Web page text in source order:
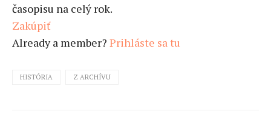
časopisu na celý rok.
Zakúpiť
Already a member? Prihláste sa tu
HISTÓRIA Z ARCHÍVU